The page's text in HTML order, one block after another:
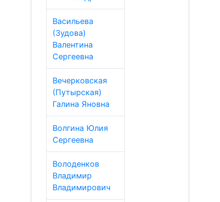
Васильева
(Зудова)
Валентина
Сергеевна
Вечерковская
(Путырская)
Галина Яновна
Волгина Юлия
Сергеевна
Володенков
Владимир
Владимирович